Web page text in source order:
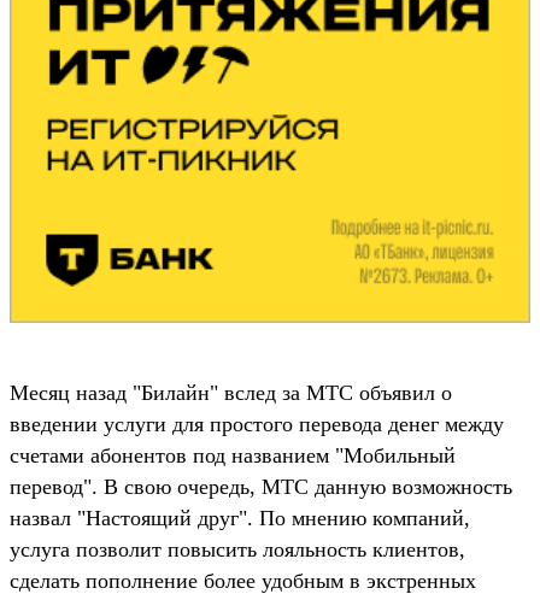
Месяц назад "Билайн" вслед за МТС объявил о
введении услуги для простого перевода денег между
счетами абонентов под названием "Мобильный
перевод". В свою очередь, МТС данную возможность
назвал "Настоящий друг". По мнению компаний,
услуга позволит повысить лояльность клиентов,
сделать пополнение более удобным в экстренных